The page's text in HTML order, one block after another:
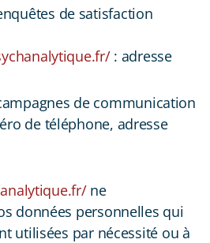
de satisfaction
: adresse
de communication
de téléphone, adresse
ne
données personnelles qui
utilisées par nécessité ou à